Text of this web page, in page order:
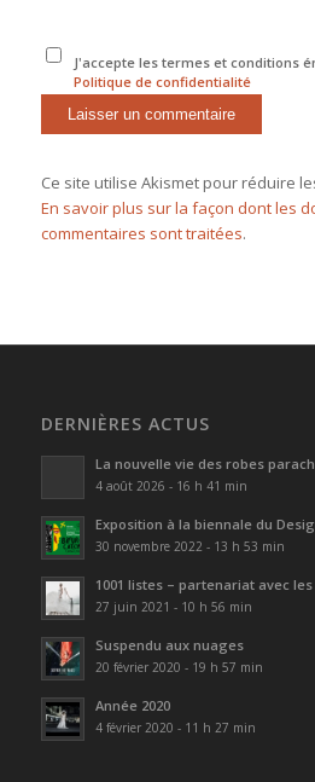
J'accepte les termes et conditions
Politique de confidentialité
Ce site utilise Akismet pour réduire
En savoir plus sur la façon dont les
commentaires sont traitées.
DERNIÈRES ACTUS
La nouvelle vie des robes
4 août 2026 - 16 h 41 min
Exposition à la biennale du
30 novembre 2022 - 13 h 53 min
1001 listes – partenariat avec
27 juin 2021 - 10 h 56 min
Suspendu aux nuages
20 février 2020 - 19 h 57 min
Année 2020
4 février 2020 - 11 h 27 min